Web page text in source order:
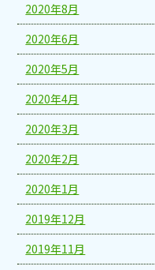
2020年8月
2020年6月
2020年5月
2020年4月
2020年3月
2020年2月
2020年1月
2019年12月
2019年11月